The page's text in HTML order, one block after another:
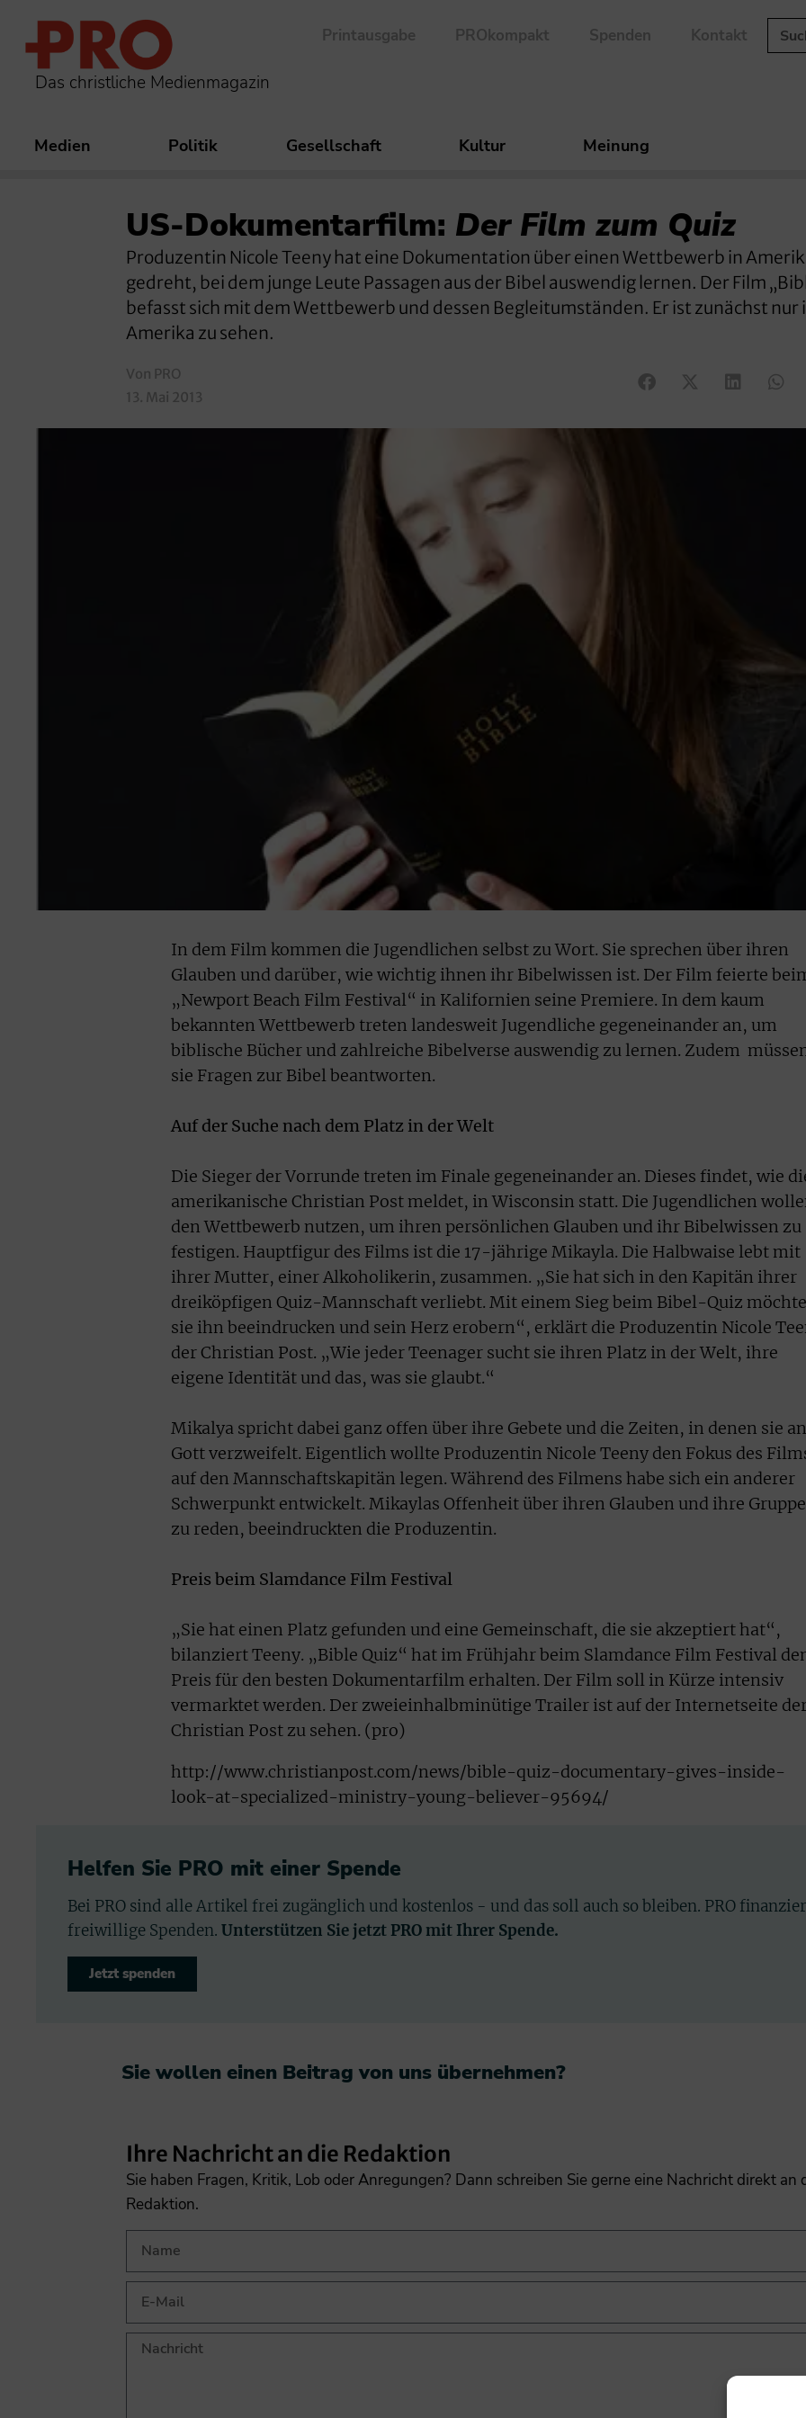
Das christliche Medienmagazin
Printausgabe PROkompakt Spenden Kontakt
Medien Politik Gesellschaft Kultur Meinung
US-Dokumentarfilm: Der Film zum Quiz
Produzentin Nicole Teeny hat eine Dokumentation über einen Wettbewerb in
gedreht, bei dem junge Leute Passagen aus der Bibel auswendig lernen. Der Film
befasst sich mit dem Wettbewerb und dessen Begleitumständen. Er ist zunächst nur
Amerika zu sehen.
Von PRO
13. Mai 2013
In dem Film kommen die Jugendlichen selbst zu Wort. Sie sprechen über ihren
Glauben und darüber, wie wichtig ihnen ihr Bibelwissen ist. Der Film feierte
„Newport Beach Film Festival“ in Kalifornien seine Premiere. In dem kaum
bekannten Wettbewerb treten landesweit Jugendliche gegeneinander an, um
biblische Bücher und zahlreiche Bibelverse auswendig zu lernen. Zudem
sie Fragen zur Bibel beantworten.
Auf der Suche nach dem Platz in der Welt
Die Sieger der Vorrunde treten im Finale gegeneinander an. Dieses findet, wie
amerikanische Christian Post meldet, in Wisconsin statt. Die Jugendlichen
den Wettbewerb nutzen, um ihren persönlichen Glauben und ihr Bibelwissen zu
festigen. Hauptfigur des Films ist die 17-jährige Mikayla. Die Halbwaise lebt mit
ihrer Mutter, einer Alkoholikerin, zusammen. „Sie hat sich in den Kapitän ihrer
dreiköpfigen Quiz-Mannschaft verliebt. Mit einem Sieg beim Bibel-Quiz möchte
sie ihn beeindrucken und sein Herz erobern“, erklärt die Produzentin Nicole
der Christian Post. „Wie jeder Teenager sucht sie ihren Platz in der Welt, ihre
eigene Identität und das, was sie glaubt.“
Mikalya spricht dabei ganz offen über ihre Gebete und die Zeiten, in denen sie an
Gott verzweifelt. Eigentlich wollte Produzentin Nicole Teeny den Fokus des
auf den Mannschaftskapitän legen. Während des Filmens habe sich ein anderer
Schwerpunkt entwickelt. Mikaylas Offenheit über ihren Glauben und ihre Gruppe
zu reden, beeindruckten die Produzentin.
Preis beim Slamdance Film Festival
„Sie hat einen Platz gefunden und eine Gemeinschaft, die sie akzeptiert hat“,
bilanziert Teeny. „Bible Quiz“ hat im Frühjahr beim Slamdance Film Festival
Preis für den besten Dokumentarfilm erhalten. Der Film soll in Kürze intensiv
vermarktet werden. Der zweieinhalbminütige Trailer ist auf der Internetseite
Christian Post zu sehen. (pro)
http://www.christianpost.com/news/bible-quiz-documentary-gives-inside-
look-at-specialized-ministry-young-believer-95694/
Helfen Sie PRO mit einer Spende
Bei PRO sind alle Artikel frei zugänglich und kostenlos - und das soll auch so bleiben. PRO
freiwillige Spenden. Unterstützen Sie jetzt PRO mit Ihrer Spende.
Jetzt spenden
Sie wollen einen Beitrag von uns übernehmen?​
Ihre Nachricht an die Redaktion
Sie haben Fragen, Kritik, Lob oder Anregungen? Dann schreiben Sie gerne eine Nachricht direkt an
Redaktion.